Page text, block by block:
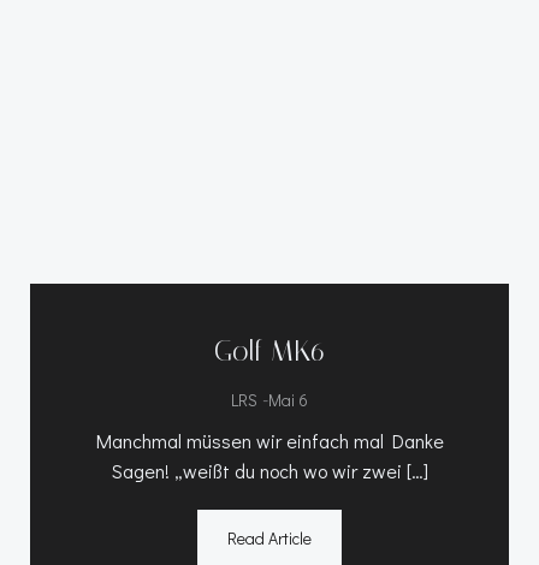
Golf MK6
LRS -Mai 6
Manchmal müssen wir einfach mal Danke
Sagen! „weißt du noch wo wir zwei […]
Read Article